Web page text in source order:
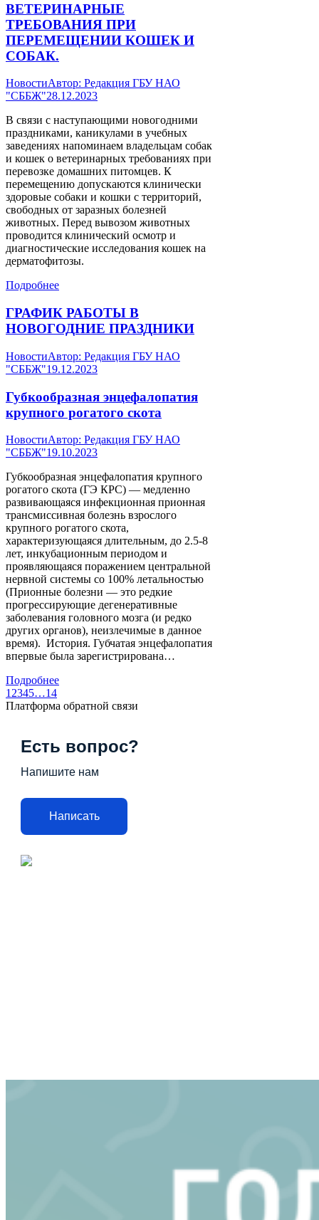
ВЕТЕРИНАРНЫЕ
ТРЕБОВАНИЯ ПРИ
ПЕРЕМЕЩЕНИИ КОШЕК И
СОБАК.
НовостиАвтор: Редакция ГБУ НАО
"СББЖ"28.12.2023
В связи с наступающими новогодними
праздниками, каникулами в учебных
заведениях напоминаем владельцам собак
и кошек о ветеринарных требованиях при
перевозке домашних питомцев. К
перемещению допускаются клинически
здоровые собаки и кошки с территорий,
свободных от заразных болезней
животных. Перед вывозом животных
проводится клинический осмотр и
диагностические исследования кошек на
дерматофитозы.
Подробнее
ГРАФИК РАБОТЫ В
НОВОГОДНИЕ ПРАЗДНИКИ
НовостиАвтор: Редакция ГБУ НАО
"СББЖ"19.12.2023
Губкообразная энцефалопатия
крупного рогатого скота
НовостиАвтор: Редакция ГБУ НАО
"СББЖ"19.10.2023
Губкообразная энцефалопатия крупного
рогатого скота (ГЭ КРС) — медленно
развивающаяся инфекционная прионная
трансмиссивная болезнь взрослого
крупного рогатого скота,
характеризующаяся длительным, до 2.5-8
лет, инкубационным периодом и
проявляющаяся поражением центральной
нервной системы со 100% летальностью
(Прионные болезни — это редкие
прогрессирующие дегенеративные
заболевания головного мозга (и редко
других органов), неизлечимые в данное
время). История. Губчатая энцефалопатия
впервые была зарегистрирована…
Подробнее
1 2345…14
Платформа обратной связи
Есть вопрос?
Напишите нам
Написать